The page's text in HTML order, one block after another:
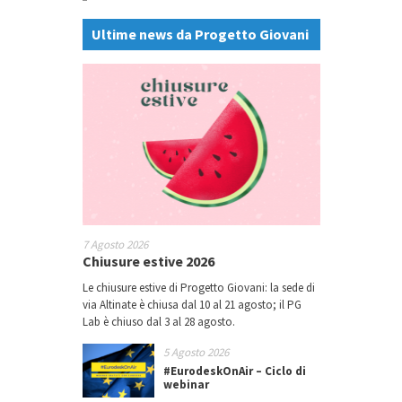
Ultime news da Progetto Giovani
7 Agosto 2026
Chiusure estive 2026
Le chiusure estive di Progetto Giovani: la sede di
via Altinate è chiusa dal 10 al 21 agosto; il PG
Lab è chiuso dal 3 al 28 agosto.
5 Agosto 2026
#EurodeskOnAir – Ciclo di
webinar